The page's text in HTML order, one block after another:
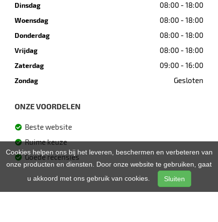
Dinsdag 08:00 - 18:00
Woensdag 08:00 - 18:00
Donderdag 08:00 - 18:00
Vrijdag 08:00 - 18:00
Zaterdag 09:00 - 16:00
Zondag Gesloten
ONZE VOORDELEN
Beste website
Ruime keuze
Goede recensies
Cookies helpen ons bij het leveren, beschermen en verbeteren van
onze producten en diensten. Door onze website te gebruiken, gaat
u akkoord met ons gebruik van cookies.
Sluiten